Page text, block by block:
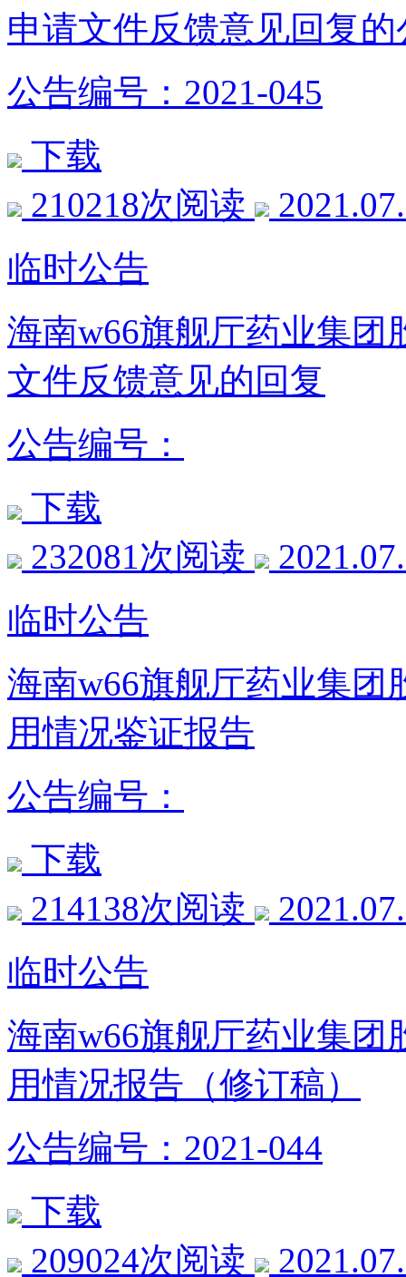
申请文件反馈意见回复的
公告编号：2021-045
下载
210218次阅读
临时公告
海南w66旗舰厅药业集团
文件反馈意见的回复
公告编号：
下载
232081次阅读
临时公告
海南w66旗舰厅药业集团
用情况鉴证报告
公告编号：
下载
214138次阅读
临时公告
海南w66旗舰厅药业集团
用情况报告（修订稿）
公告编号：2021-044
下载
209024次阅读